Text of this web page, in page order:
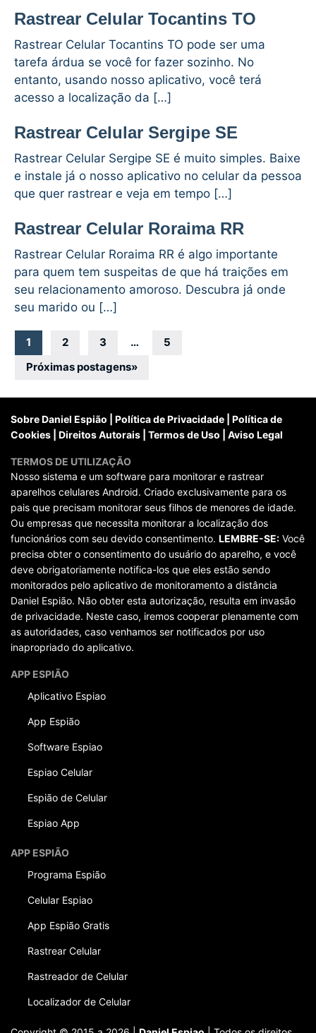
Rastrear Celular Tocantins TO
Rastrear Celular Tocantins TO pode ser uma
tarefa árdua se você for fazer sozinho. No
entanto, usando nosso aplicativo, você terá
acesso a localização da […]
Rastrear Celular Sergipe SE
Rastrear Celular Sergipe SE é muito simples. Baixe
e instale já o nosso aplicativo no celular da pessoa
que quer rastrear e veja em tempo […]
Rastrear Celular Roraima RR
Rastrear Celular Roraima RR é algo importante
para quem tem suspeitas de que há traições em
seu relacionamento amoroso. Descubra já onde
seu marido ou […]
Navegação
por
posts
1 2 3 …
5
Próximas postagens»
Sobre Daniel Espião Política de Privacidade
Política de
Cookies
Direitos Autorais Termos de Uso Aviso Legal
TERMOS DE UTILIZAÇÃO
Nosso sistema e um software para monitorar e rastrear
aparelhos celulares Android. Criado exclusivamente para os
pais que precisam monitorar seus filhos de menores de idade.
Ou empresas que necessita monitorar a localização dos
funcionários com seu devido consentimento. LEMBRE-SE: Você
precisa obter o consentimento do usuário do aparelho, e você
deve obrigatoriamente notifica-los que eles estão sendo
monitorados pelo aplicativo de monitoramento a distância
Daniel Espião. Não obter esta autorização, resulta em invasão
de privacidade. Neste caso, iremos cooperar plenamente com
as autoridades, caso venhamos ser notificados por uso
inapropriado do aplicativo.
APP ESPIÃO
Aplicativo Espiao
App Espião
Software Espiao
Espiao Celular
Espião de Celular
Espiao App
APP ESPIÃO
Programa Espião
Celular Espiao
App Espião Gratis
Rastrear Celular
Rastreador de Celular
Localizador de Celular